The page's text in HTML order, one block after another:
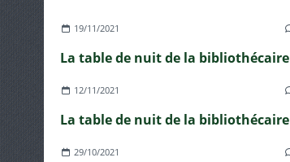
19/11/2021
La table de nuit de la bibliothécaire
12/11/2021
La table de nuit de la bibliothécaire
29/10/2021